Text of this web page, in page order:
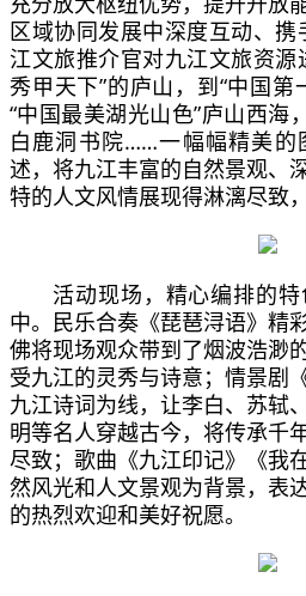
区域协同发展中深度互动、携
江文旅推介官对九江文旅资源
秀甲天下”的庐山，到“中国第
“中国最美湖光山色”庐山西海
白鹿洞书院……一幅幅精美的
述，将九江丰富的自然景观、
特的人文风情展现得淋漓尽致
活动现场，精心编排的
中。民乐合奏《琵琶浔语》精
佛将现场观众带到了烟波浩渺
受九江的灵秀与诗意；情景剧
九江诗词为线，让李白、苏轼
明等名人穿越古今，将传承千
尽致；歌曲《九江印记》《我
然风光和人文景观为背景，表
的热烈欢迎和美好祝愿。